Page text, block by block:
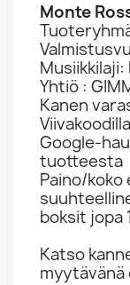
Monte
Musiikkilaji:
Yhtiö :
Kanen
Google-
tuotteesta
Paino/koko
boksit jopa
Katso
myytävänä